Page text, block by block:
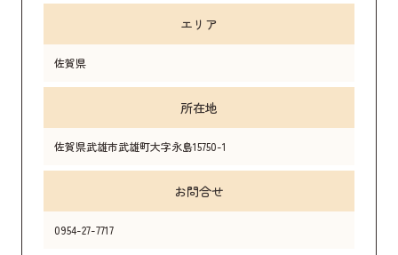
エリア
佐賀県
所在地
佐賀県武雄市武雄町大字永島15750-1
お問合せ
0954-27-7717